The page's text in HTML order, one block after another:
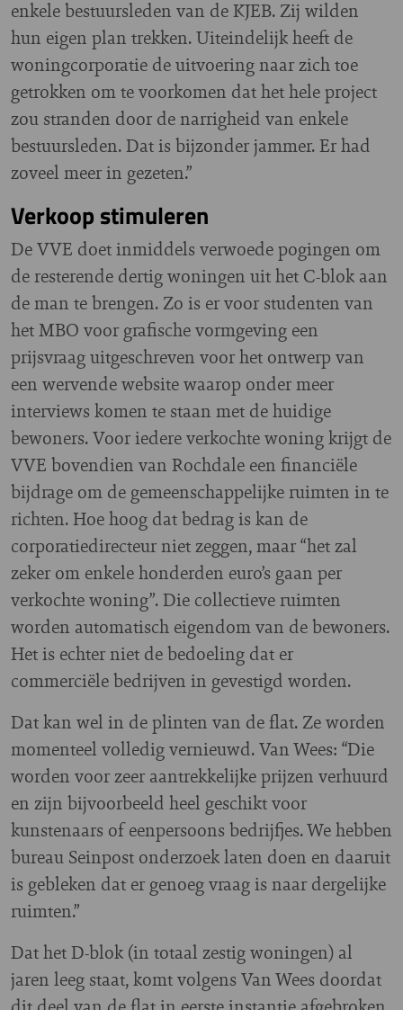
enkele bestuursleden van de KJEB. Zij wilden
hun eigen plan trekken. Uiteindelijk heeft de
woningcorporatie de uitvoering naar zich toe
getrokken om te voorkomen dat het hele project
zou stranden door de narrigheid van enkele
bestuursleden. Dat is bijzonder jammer. Er had
zoveel meer in gezeten.”
Verkoop stimuleren
De VVE doet inmiddels verwoede pogingen om
de resterende dertig woningen uit het C-blok aan
de man te brengen. Zo is er voor studenten van
het MBO voor grafische vormgeving een
prijsvraag uitgeschreven voor het ontwerp van
een wervende website waarop onder meer
interviews komen te staan met de huidige
bewoners. Voor iedere verkochte woning krijgt de
VVE bovendien van Rochdale een financiële
bijdrage om de gemeenschappelijke ruimten in te
richten. Hoe hoog dat bedrag is kan de
corporatiedirecteur niet zeggen, maar “het zal
zeker om enkele honderden euro’s gaan per
verkochte woning”. Die collectieve ruimten
worden automatisch eigendom van de bewoners.
Het is echter niet de bedoeling dat er
commerciële bedrijven in gevestigd worden.
Dat kan wel in de plinten van de flat. Ze worden
momenteel volledig vernieuwd. Van Wees: “Die
worden voor zeer aantrekkelijke prijzen verhuurd
en zijn bijvoorbeeld heel geschikt voor
kunstenaars of eenpersoons bedrijfjes. We hebben
bureau Seinpost onderzoek laten doen en daaruit
is gebleken dat er genoeg vraag is naar dergelijke
ruimten.”
Dat het D-blok (in totaal zestig woningen) al
jaren leeg staat, komt volgens Van Wees doordat